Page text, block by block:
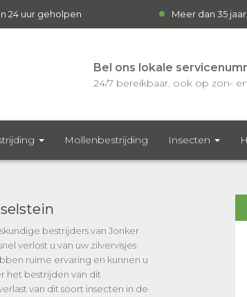
24 uur geholpen Meer dan 35
Bel ons lokale
24/7 bereikbaar. ook op zon-
Mollenbestrijding Insecten
bestrijders van Jonker
verlost u van uw zilvervisjes
ruime ervaring en kunnen u
het bestrijden van dit
van dit soort insecten in de